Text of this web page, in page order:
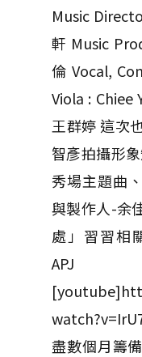
Music
軒 Music
倫 Vocal,
Viola : Chiee
王群婷 這次
智彥拍攝形
秀場主題曲
與製作人-余
處」習習相
盡數個月籌